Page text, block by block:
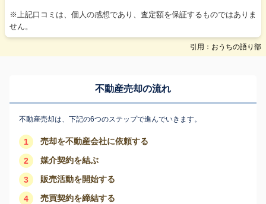
※上記口コミは、個人の感想であり、査定額を保証するものではありま
せん。
引用：おうちの語り部
不動産売却の流れ
不動産売却は、下記の6つのステップで進んでいきます。
1 売却を不動産会社に依頼する
2 媒介契約を結ぶ
3 販売活動を開始する
4 売買契約を締結する